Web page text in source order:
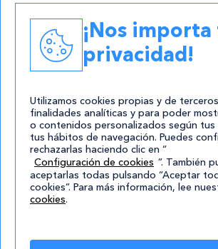
Contacto
atencion@cursos.com
Redes Sociales
Aviso Legal|Política de privacidad|
¡Nos importa
privacidad!
Utilizamos cookies propias y de
finalidades analíticas y para poder
o contenidos personalizados según tus
tus hábitos de navegación. Puedes
rechazarlas haciendo clic en “
Configuración de cookies ”. También
aceptarlas todas pulsando “Aceptar
cookies”. Para más información, lee
cookies.